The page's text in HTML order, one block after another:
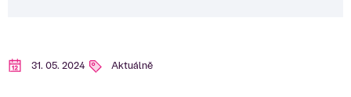
31. 05. 2024 Aktuálně